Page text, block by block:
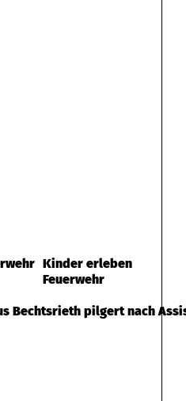
Kinder erleben
Feuerwehr